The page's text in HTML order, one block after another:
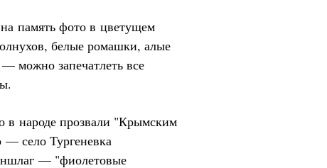
память фото в цветущем
белые ромашки, алые
можно запечатлеть все
в народе прозвали "Крымским
село Тургеневка
— "фиолетовые